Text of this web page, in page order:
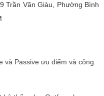
Trần Văn Giàu, Phường Bình
và Passive ưu điểm và công